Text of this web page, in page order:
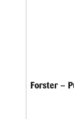
Forster –